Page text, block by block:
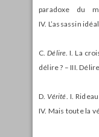
paradoxe du
IV. L’assassin idéal
C.Délire . I. La
délire ? – III.
D. Vérité . I.
IV. Mais toute la